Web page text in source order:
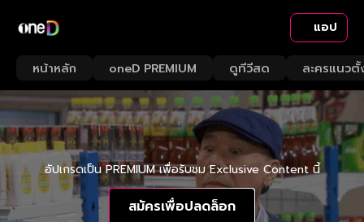
แอป
หน้าหลัก oneD PREMIUM ดูทีวีสด ละครแนวตั้
อัปเกรดเป็น PREMIUM เพื่อรับชม Exclusive Content นี้
สมัครเพื่อปลดล็อก